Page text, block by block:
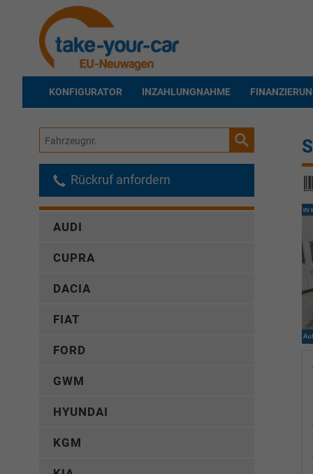
KONFIGURATOR INZAHLUNGNAHME
Fahrzeugnr.
Rückruf anfordern
AUDI
CUPRA
DACIA
FIAT
FORD
GWM
HYUNDAI
KGM